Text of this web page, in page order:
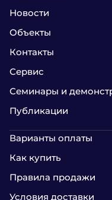
Новости
Объекты
Контакты
Сервис
Семинары и
Публикации
Варианты оплаты
Как купить
Правила продажи
Условия доставки